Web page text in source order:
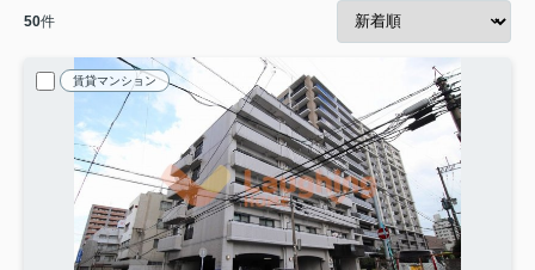
50件
賃貸マンション